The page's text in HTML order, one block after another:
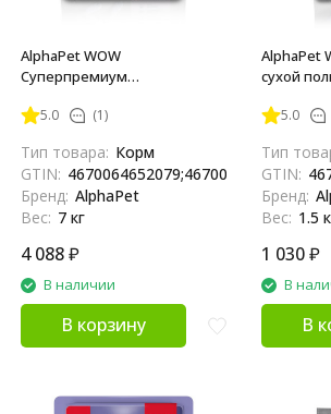
AlphaPet WOW
Суперпремиум
для взрослых кошек с уткой
5.0 (1)
Тип товара: Корм
GTIN: 4670064652079;4670064659665
Бренд: AlphaPet
Вес: 7 кг
4 088₽
В наличии
В корзину
AlphaPet
сухой
кошек и
5.0
Тип
GTIN:
Бренд:
Вес: 1.5
1 030₽
В
В